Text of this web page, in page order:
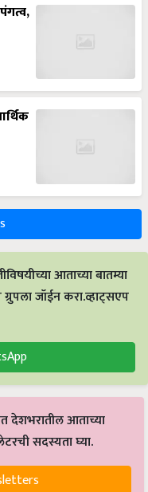
आताच्या बातम्या
जॉईन करा.व्हाट्सएप
देशभरातील आताच्या
सदस्यता घ्या.